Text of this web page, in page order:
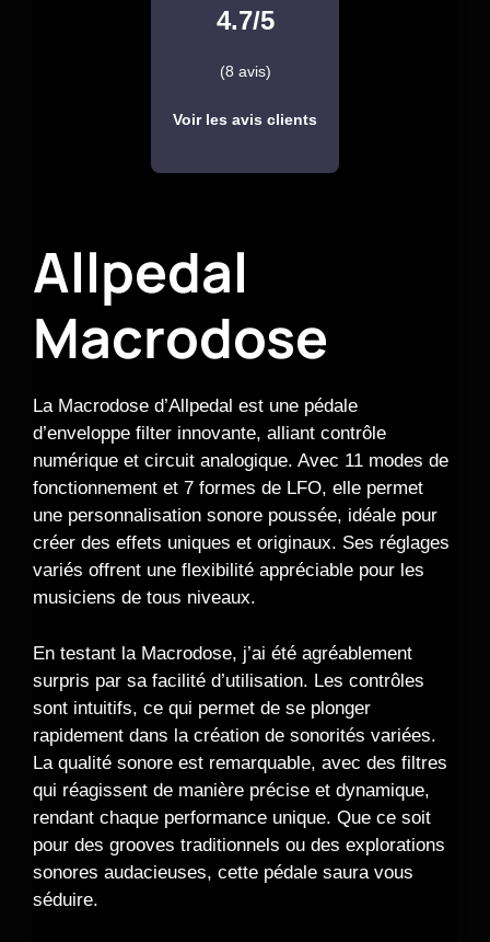
4.7/5
(8 avis)
Voir les avis clients
Allpedal
Macrodose
La Macrodose d’Allpedal est une pédale
d’enveloppe filter innovante, alliant contrôle
numérique et circuit analogique. Avec 11 modes de
fonctionnement et 7 formes de LFO, elle permet
une personnalisation sonore poussée, idéale pour
créer des effets uniques et originaux. Ses réglages
variés offrent une flexibilité appréciable pour les
musiciens de tous niveaux.
En testant la Macrodose, j’ai été agréablement
surpris par sa facilité d’utilisation. Les contrôles
sont intuitifs, ce qui permet de se plonger
rapidement dans la création de sonorités variées.
La qualité sonore est remarquable, avec des filtres
qui réagissent de manière précise et dynamique,
rendant chaque performance unique. Que ce soit
pour des grooves traditionnels ou des explorations
sonores audacieuses, cette pédale saura vous
séduire.